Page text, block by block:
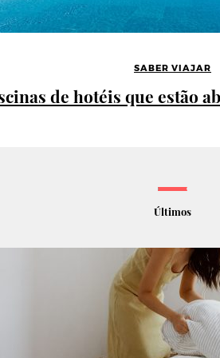
SABER VIAJAR
de hotéis que estão
Últimos